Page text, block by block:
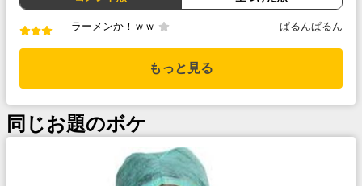
ラーメンか！ｗｗ ぱるんぱるん
もっと見る
同じお題のボケ